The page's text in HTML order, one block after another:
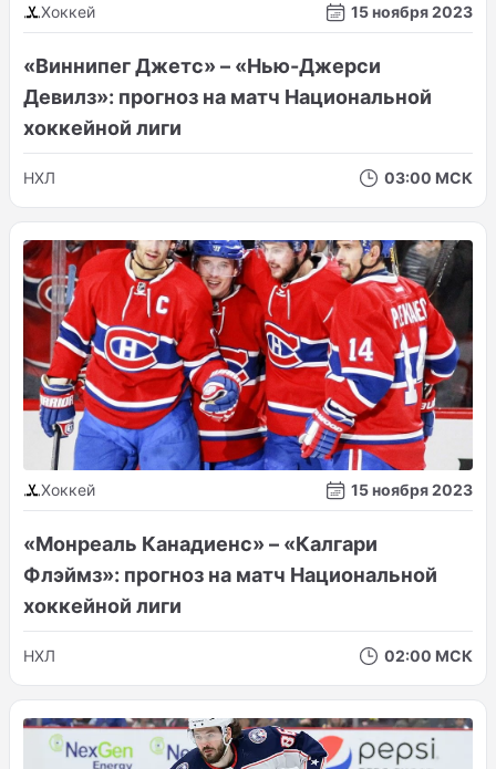
Хоккей 15 ноября 2023
«Виннипег Джетс» – «Нью-Джерси
Девилз»: прогноз на матч Национальной
хоккейной лиги
НХЛ 03:00 МСК
Хоккей 15 ноября 2023
«Монреаль Канадиенс» – «Калгари
Флэймз»: прогноз на матч Национальной
хоккейной лиги
НХЛ 02:00 МСК